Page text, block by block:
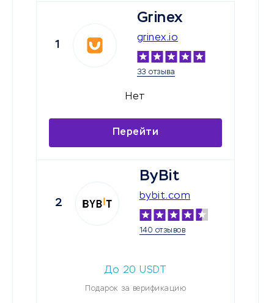
1
Grinex
grinex.io
33 отзыва
Нет
Перейти
2
ByBit
bybit.com
140 отзывов
До 20 USDT
Подарок за верификацию